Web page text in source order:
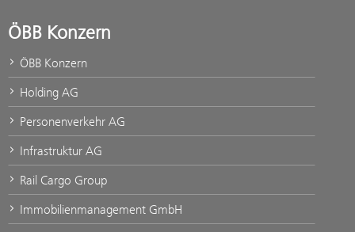
ÖBB Konzern
ÖBB Konzern
Holding AG
Personenverkehr AG
Infrastruktur AG
Rail Cargo Group
Immobilienmanagement GmbH